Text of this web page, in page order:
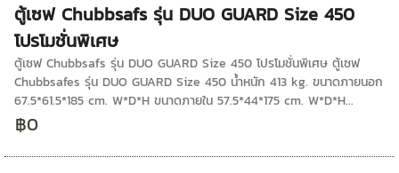
ตู้เซฟ Chubbsafs รุ่น DUO GUARD Size 450
โปรโมชั่นพิเศษ
ตู้เซฟ Chubbsafs รุ่น DUO GUARD Size 450 โปรโมชั่นพิเศษ ตู้เซฟ
Chubbsafes รุ่น DUO GUARD Size 450 น้ำหนัก 413 kg. ขนาดภายนอก
67.5*61.5*185 cm. W*D*H ขนาดภายใน 57.5*44*175 cm. W*D*H...
฿0